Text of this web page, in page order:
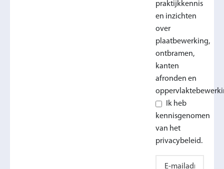
praktijkkennis
en inzichten
over
plaatbewerking,
ontbramen,
kanten
afronden en
Ik heb
kennisgenomen
van het
privacybeleid.